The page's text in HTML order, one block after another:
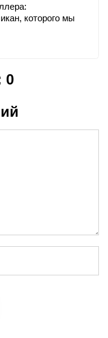
которого мы
0